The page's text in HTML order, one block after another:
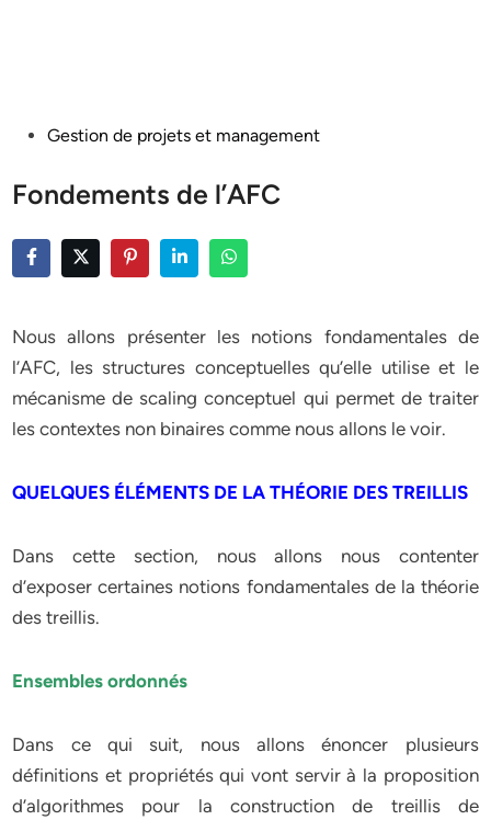
PostedGestion de projets et management
Fondements de l’AFC
Nous allons présenter les notions fondamentales de
l’AFC, les structures conceptuelles qu’elle utilise et le
mécanisme de scaling conceptuel qui permet de traiter
les contextes non binaires comme nous allons le voir.
QUELQUES ÉLÉMENTS DE LA THÉORIE DES TREILLIS
Dans cette section, nous allons nous contenter
d’exposer certaines notions fondamentales de la théorie
des treillis.
Ensembles ordonnés
Dans ce qui suit, nous allons énoncer plusieurs
définitions et propriétés qui vont servir à la proposition
d’algorithmes pour la construction de treillis de